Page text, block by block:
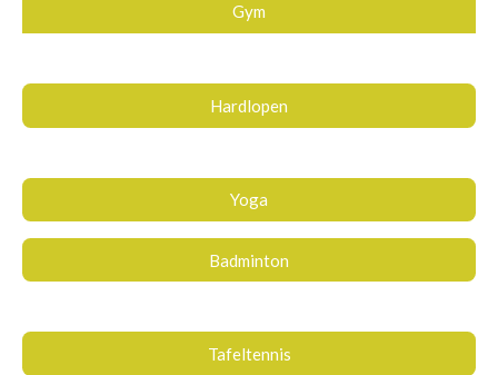
Gym
Hardlopen
Yoga
Badminton
Tafeltennis